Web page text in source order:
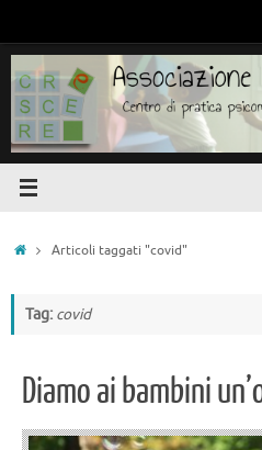
contenuto
HomeArticoli taggati "covid"
Tag: covid
Diamo ai bambini